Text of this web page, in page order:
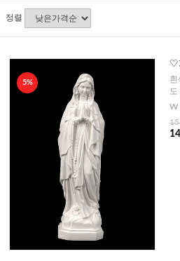
정렬
5%
♡
-
흰
도
W